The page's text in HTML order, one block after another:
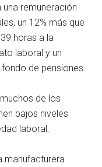
remuneración
un 12% más que
horas a la
laboral y un
de pensiones.
de los
bajos niveles
laboral.
manufacturera